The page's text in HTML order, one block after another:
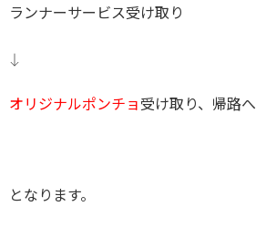
ランナーサービス受け取り
↓
オリジナルポンチョ 受け取り、帰路へ
となります。